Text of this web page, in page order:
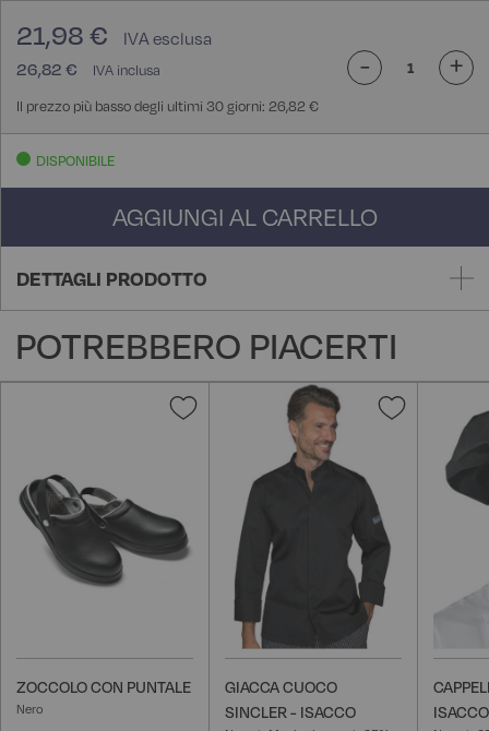
26,82 €
21,98 €
Il prezzo più basso degli ultimi 30 giorni: 26,82 €
- +
DISPONIBILE
AGGIUNGI AL CARRELLO
DETTAGLI PRODOTTO
POTREBBERO PIACERTI
Aggiungi
desideri
ZOCCOLO CON PUNTALE
Nero
Aggiungi
desideri
GIACCA CUOCO
SINCLER - ISACCO
ISACCO